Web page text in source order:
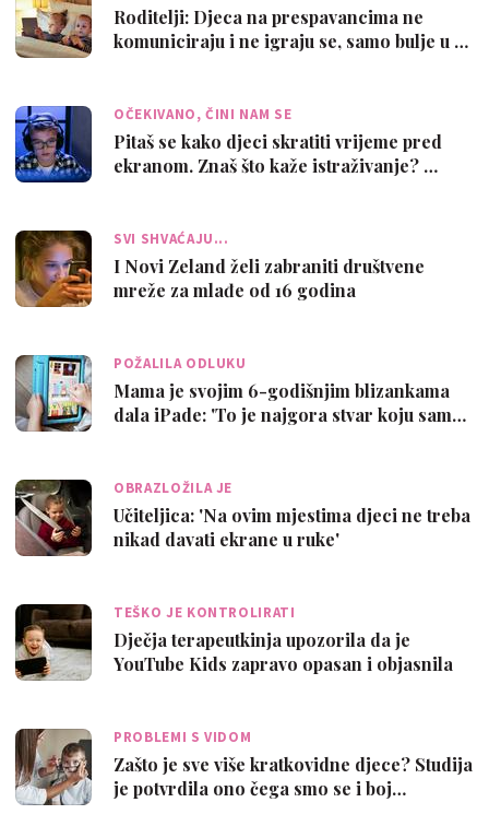
Roditelji: Djeca na prespavancima ne
komuniciraju i ne igraju se, samo bulje u …
OČEKIVANO, ČINI NAM SE
Pitaš se kako djeci skratiti vrijeme pred
ekranom. Znaš što kaže istraživanje? …
SVI SHVAĆAJU...
I Novi Zeland želi zabraniti društvene
mreže za mlađe od 16 godina
POŽALILA ODLUKU
Mama je svojim 6-godišnjim blizankama
dala iPade: 'To je najgora stvar koju sam…
OBRAZLOŽILA JE
Učiteljica: 'Na ovim mjestima djeci ne treba
nikad davati ekrane u ruke'
TEŠKO JE KONTROLIRATI
Dječja terapeutkinja upozorila da je
YouTube Kids zapravo opasan i objasnila
PROBLEMI S VIDOM
Zašto je sve više kratkovidne djece? Studija
je potvrdila ono čega smo se i boj…